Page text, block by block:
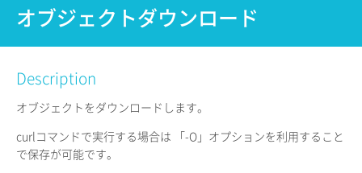
Pencil
サービス一覧
サポート
プロダクト
リファレンス
リリースノート
オブジェクトダウンロード
Description
オブジェクトをダウンロードします。
curlコマンドで実行する場合は 「-O」オプションを利用すること
で保存が可能です。